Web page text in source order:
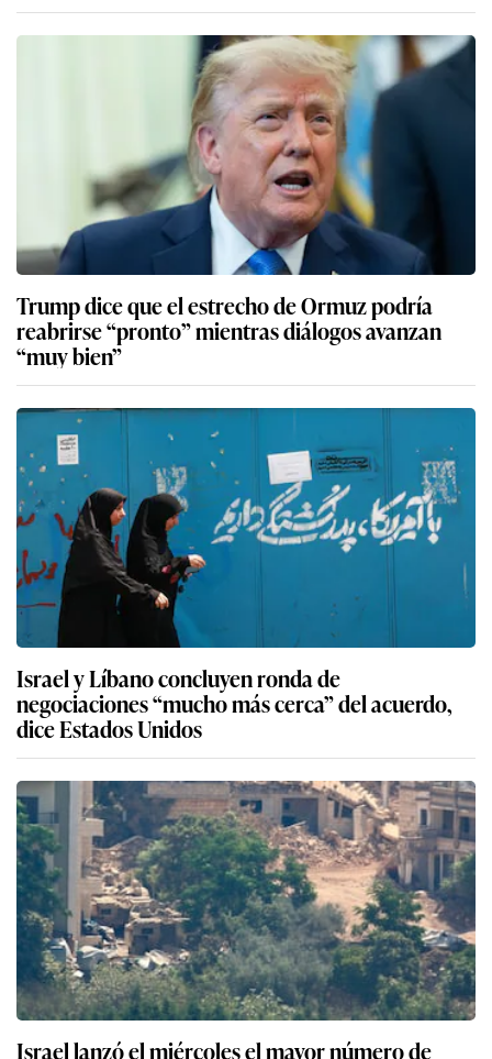
Trump dice que el estrecho de Ormuz podría
reabrirse “pronto” mientras diálogos avanzan
“muy bien”
Israel y Líbano concluyen ronda de
negociaciones “mucho más cerca” del acuerdo,
dice Estados Unidos
Israel lanzó el miércoles el mayor número de